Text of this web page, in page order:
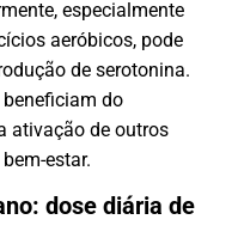
especialmente
aeróbicos, pode
de serotonina.
beneficiam do
ativação de outros
estar.
dose diária de